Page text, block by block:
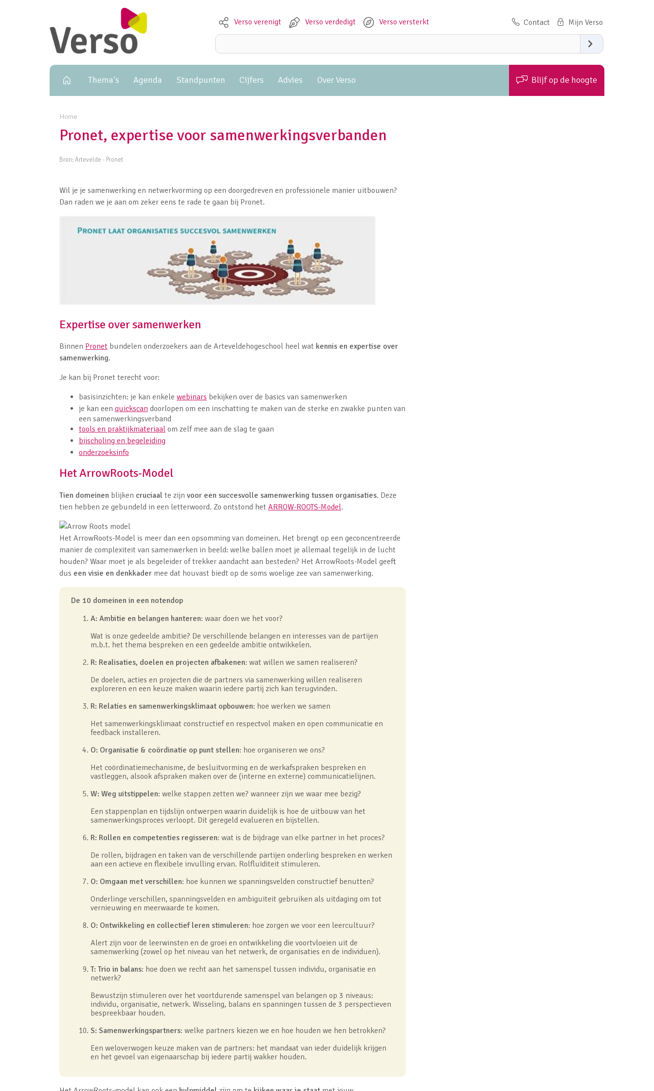
Meta navigation
Verso verenigt Verso verdedigt Verso versterkt
Contact
Zoeken:
Zoeken
Primary navigation
Thema's Agenda Standpunten Cijfers Advies Over Verso Blijf op de hoogte
Home
Pronet, expertise voor samenwerkingsverbanden
Bron:Artevelde - Pronet
Wil je je samenwerking en netwerkvorming op een doorgedreven en professionele manier uitbouwen?
Dan raden we je aan om zeker eens te rade te gaan bij Pronet.
Expertise over samenwerken
Binnen Pronet bundelen onderzoekers aan de Arteveldehogeschool heel wat kennis en expertise over
samenwerking.
Je kan bij Pronet terecht voor:
basisinzichten: je kan enkele webinars bekijken over de basics van samenwerken
je kan een quickscan doorlopen om een inschatting te maken van de sterke en zwakke punten van
een samenwerkingsverband
tools en praktijkmateriaal om zelf mee aan de slag te gaan
bijscholing en begeleiding
onderzoeksinfo
Het ArrowRoots-Model
Tien domeinen blijken cruciaal te zijn voor een succesvolle samenwerking tussen organisaties. Deze
tien hebben ze gebundeld in een letterwoord. Zo ontstond het ARROW-ROOTS-Model.
Het ArrowRoots-Model is meer dan een opsomming van domeinen. Het brengt op een geconcentreerde
manier de complexiteit van samenwerken in beeld: welke ballen moet je allemaal tegelijk in de lucht
houden? Waar moet je als begeleider of trekker aandacht aan besteden? Het ArrowRoots-Model geeft
dus een visie en denkkader mee dat houvast biedt op de soms woelige zee van samenwerking.
De 10 domeinen in een notendop
A: Ambitie en belangen hanteren: waar doen we het voor?
Wat is onze gedeelde ambitie? De verschillende belangen en interesses van de partijen
m.b.t. het thema bespreken en een gedeelde ambitie ontwikkelen.
R: Realisaties, doelen en projecten afbakenen: wat willen we samen realiseren?
De doelen, acties en projecten die de partners via samenwerking willen realiseren
exploreren en een keuze maken waarin iedere partij zich kan terugvinden.
R: Relaties en samenwerkingsklimaat opbouwen: hoe werken we samen
Het samenwerkingsklimaat constructief en respectvol maken en open communicatie en
feedback installeren.
O: Organisatie & coördinatie op punt stellen: hoe organiseren we ons?
Het coördinatiemechanisme, de besluitvorming en de werkafspraken bespreken en
vastleggen, alsook afspraken maken over de (interne en externe) communicatielijnen.
W: Weg uitstippelen: welke stappen zetten we? wanneer zijn we waar mee bezig?
Een stappenplan en tijdslijn ontwerpen waarin duidelijk is hoe de uitbouw van het
samenwerkingsproces verloopt. Dit geregeld evalueren en bijstellen.
R: Rollen en competenties regisseren: wat is de bijdrage van elke partner in het proces?
De rollen, bijdragen en taken van de verschillende partijen onderling bespreken en werken
aan een actieve en flexibele invulling ervan. Rolfluïditeit stimuleren.
O: Omgaan met verschillen: hoe kunnen we spanningsvelden constructief benutten?
Onderlinge verschillen, spanningsvelden en ambiguïteit gebruiken als uitdaging om tot
vernieuwing en meerwaarde te komen.
O: Ontwikkeling en collectief leren stimuleren: hoe zorgen we voor een leercultuur?
Alert zijn voor de leerwinsten en de groei en ontwikkeling die voortvloeien uit de
samenwerking (zowel op het niveau van het netwerk, de organisaties en de individuen).
T: Trio in balans: hoe doen we recht aan het samenspel tussen individu, organisatie en
netwerk?
Bewustzijn stimuleren over het voortdurende samenspel van belangen op 3 niveaus:
individu, organisatie, netwerk. Wisseling, balans en spanningen tussen de 3 perspectieven
bespreekbaar houden.
S: Samenwerkingspartners: welke partners kiezen we en hoe houden we hen betrokken?
Een weloverwogen keuze maken van de partners: het mandaat van ieder duidelijk krijgen
en het gevoel van eigenaarschap bij iedere partij wakker houden.